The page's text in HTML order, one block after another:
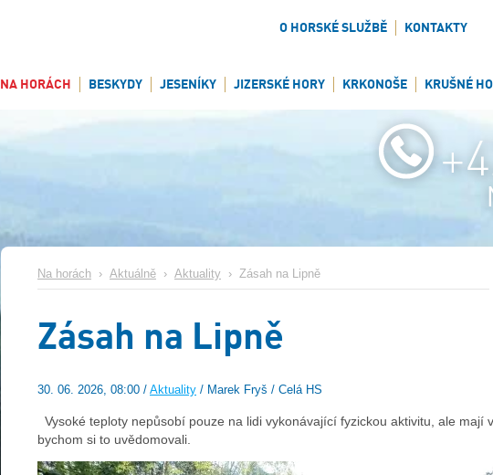
O HORSKÉ SLUŽBĚ KONTAKTY
NA HORÁCH BESKYDY JESENÍKY JIZERSKÉ HORY KRKONOŠE KRUŠNÉ
Na horách › Aktuálně › Aktuality › Zásah na Lipně
Zásah na Lipně
30. 06. 2026, 08:00 / Aktuality / Marek Fryš / Celá HS
Vysoké teploty nepůsobí pouze na lidi vykonávající fyzickou aktivitu, ale mají
bychom si to uvědomovali.